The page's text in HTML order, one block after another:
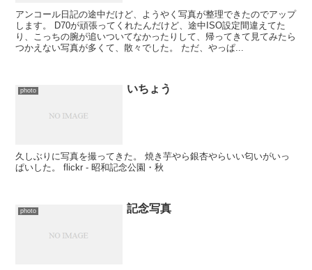
アンコール日記の途中だけど、ようやく写真が整理できたのでアップ
します。 D70が頑張ってくれたんだけど、途中ISO設定間違えてた
り、こっちの腕が追いついてなかったりして、帰ってきて見てみたら
つかえない写真が多くて、散々でした。 ただ、やっぱ...
photo いちょう
久しぶりに写真を撮ってきた。 焼き芋やら銀杏やらいい匂いがいっ
ぱいした。 flickr - 昭和記念公園・秋
photo 記念写真